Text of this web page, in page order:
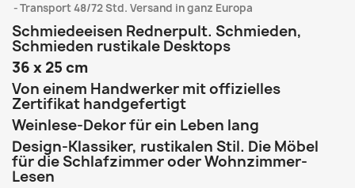
Transport 48/72 Std. Versand in ganz Europa
Schmiedeeisen Rednerpult. Schmieden,
Schmieden rustikale Desktops
36 x 25 cm
Von einem Handwerker mit offizielles
Zertifikat handgefertigt
Weinlese-Dekor für ein Leben lang
Design-Klassiker, rustikalen Stil. Die Möbel
für die Schlafzimmer oder Wohnzimmer-
Lesen